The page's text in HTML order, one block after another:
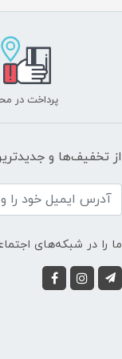
پرداخت در
از تخفیف‌ها و
ما را در شبکه‌های